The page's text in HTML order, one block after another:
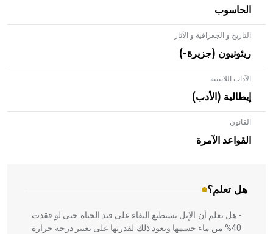
الحاسوب
التاريخ و الجغرافية و الآثار
ريئونيون (جزيرة-)
الآداب اللاتينية
إيطالية (الأدب)
القانون
القواعد الآمرة
هل تعلم؟
- هل تعلم أن الأبلق نوع من الفنون الهندسية التي ارتبطت
بالعمارة الإسلامية في بلاد الشام ومصر خاصة، حيث يحرص
المعمار على بناء مداميكه وخاصة في الواجهات
- هل تعلم أن الإبل تستطيع البقاء على قيد الحياة حتى لو فقدت
40% من ماء جسمها ويعود ذلك لقدرتها على تغيير درجة حرارة